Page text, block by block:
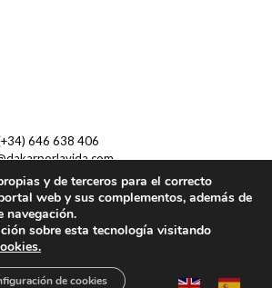
646 638 406
- Aviso Legal Política de Cookies
– Desarrollado por
y de terceros para el correcto
web y sus complementos, además de
navegación.
sobre esta tecnología visitando
de cookies